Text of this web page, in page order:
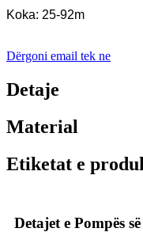
Koka: 25-92m
Dërgoni email tek ne
Detaje
Material
Etiketat e
Detajet e Pompës